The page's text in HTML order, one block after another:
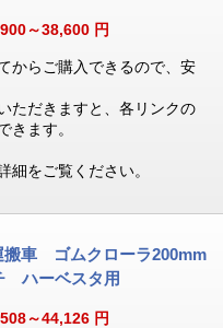
～38,600 円
からご購入できるので、安
ただきますと、各リンクの
きます。
細をご覧ください。
搬車 ゴムクローラ200mm
ハーベスタ用
～44,126 円